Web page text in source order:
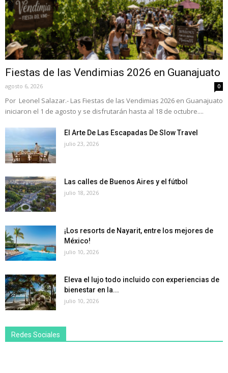
Fiestas de las Vendimias 2026 en Guanajuato
agosto 6, 2026 0
Por Leonel Salazar.- Las Fiestas de las Vendimias 2026 en Guanajuato
iniciaron el 1 de agosto y se disfrutarán hasta al 18 de octubre....
El Arte De Las Escapadas De Slow Travel
julio 23, 2026
Las calles de Buenos Aires y el fútbol
julio 18, 2026
¡Los resorts de Nayarit, entre los mejores de
México!
julio 10, 2026
Eleva el lujo todo incluido con experiencias de
bienestar en la...
julio 10, 2026
Redes Sociales